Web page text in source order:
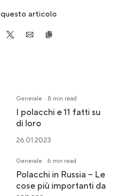
articolo
in a new tab
Linkedin
opens in a new tab
on Facebook
Link opens in a new tab
>Share on Twitter
Link opens in a new tab
>Share on Email
Generale · 8 min read
I polacchi e 11 fatti su
di loro
26.01.2023
Generale · 6 min read
Polacchi in Russia – Le
cose più importanti da